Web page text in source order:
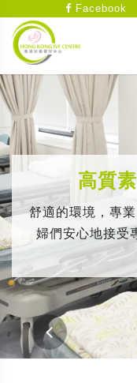
Facebook
高質
舒適的環境，專
婦們安心地接受